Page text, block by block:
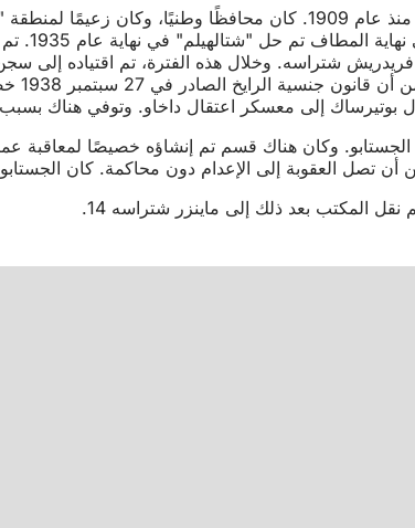
وكان هناك قسم تم إنشاؤه خصيصًا لمعاقبة
تصل العقوبة إلى الإعدام دون محاكمة. كان